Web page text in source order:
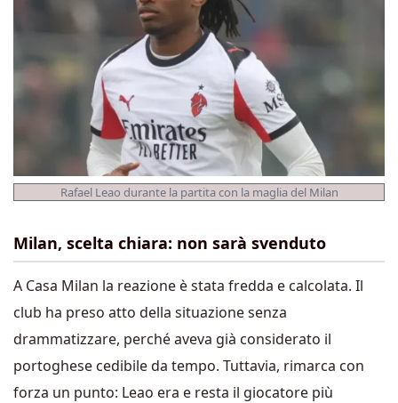
Rafael Leao durante la partita con la maglia del Milan
Milan, scelta chiara: non sarà svenduto
A Casa Milan la reazione è stata fredda e calcolata. Il
club ha preso atto della situazione senza
drammatizzare, perché aveva già considerato il
portoghese cedibile da tempo. Tuttavia, rimarca con
forza un punto: Leao era e resta il giocatore più